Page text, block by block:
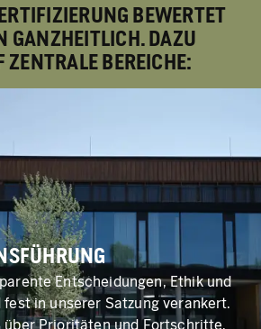
BEWERTET
GANZHEITLICH. DAZU
ZENTRALE BEREICHE:
Entscheidungen, Ethik und
in unserer Satzung verankert.
Prioritäten und Fortschritte.